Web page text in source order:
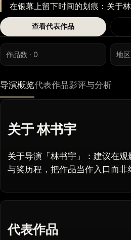
在银幕上留下时间的划痕：关于林
查看代表作品
作品数 · 0 地
导演概览代表作品影评与分析
关于 林书宇
关于导演「林书宇」：建议在
与奖历程，把作品当作入口而非
代表作品